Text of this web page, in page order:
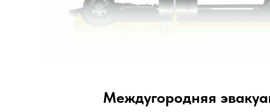
Междугородняя